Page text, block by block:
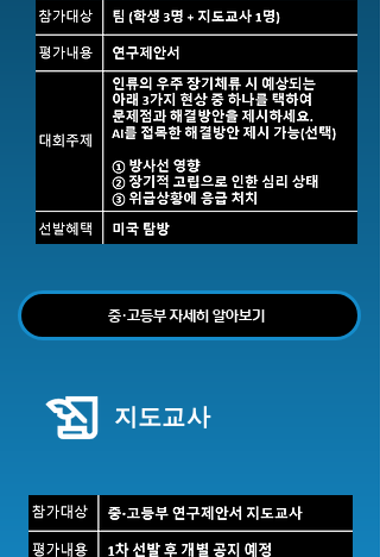
중·고등부 자세히 알아보기
지도교사